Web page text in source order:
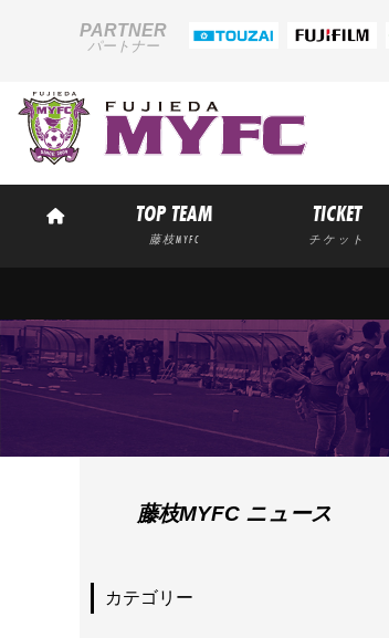
PARTNER
パートナー
TOP TEAM
藤枝MYFC
TICKET
チケット
藤枝MYFC ニュース
カテゴリー